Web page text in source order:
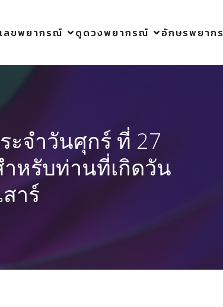
ลขพยากรณ์ ดูดวงพยากรณ์ อักษรพยากร
ะจำวันศุกร์ ที่ 27
หรับท่านที่เกิดวัน
สาร์